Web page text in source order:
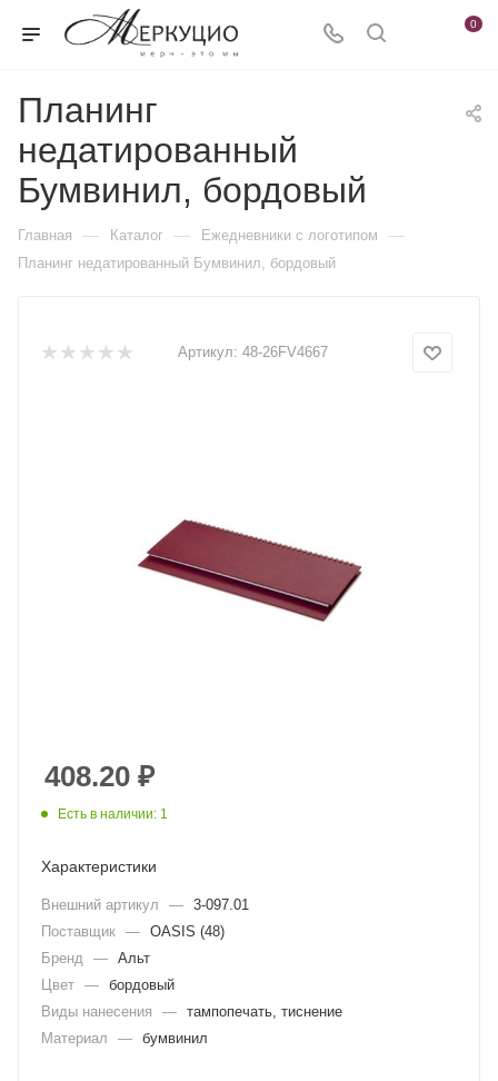
0
Планинг
недатированный
Бумвинил, бордовый
Главная — Каталог — Ежедневники c логотипом —
Планинг недатированный Бумвинил, бордовый
Артикул: 48-26FV4667
408.20 ₽
Есть в наличии: 1
Характеристики
Внешний артикул — 3-097.01
Поставщик — OASIS (48)
Бренд
— Альт
Цвет — бордовый
Виды нанесения
— тампопечать, тиснение
Материал
— бумвинил